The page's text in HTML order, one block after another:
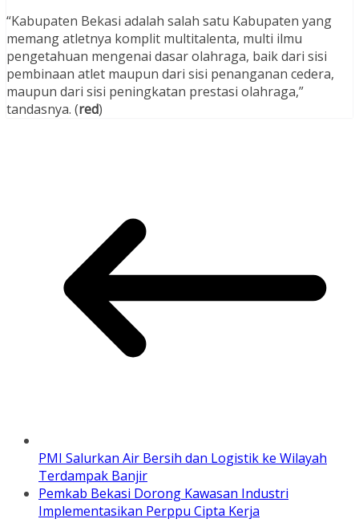
“Kabupaten Bekasi adalah salah satu Kabupaten yang
memang atletnya komplit multitalenta, multi ilmu
pengetahuan mengenai dasar olahraga, baik dari sisi
pembinaan atlet maupun dari sisi penanganan cedera,
maupun dari sisi peningkatan prestasi olahraga,”
tandasnya. (red)
PMI Salurkan Air Bersih dan Logistik ke Wilayah
Terdampak Banjir
Pemkab Bekasi Dorong Kawasan Industri
Implementasikan Perppu Cipta Kerja